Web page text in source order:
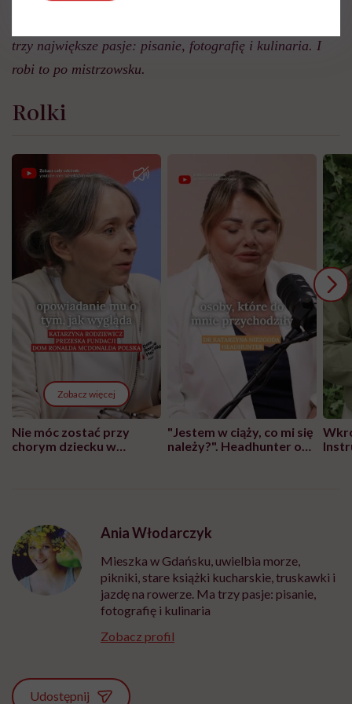
trzy największe pasje: pisanie, fotografię i kulinaria. I
robi to po mistrzowsku.
Rolki
Zobacz więcej
Nie móc zostać przy
chorym dziecku w
"Jestem w ciąży, co mi się
należy?". Headhunter o
Ania Włodarczyk
Mieszka w Gdańsku, uwielbia morze,
pikniki, stare książki kucharskie, truskawki i
jazdę na rowerze. Ma trzy pasje: pisanie,
fotografię i kulinaria
Zobacz profil
Udostępnij